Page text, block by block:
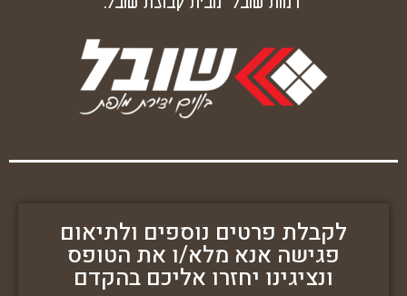
לקבלת פרטים נוספים ולתיאום
פגישה אנא מלא/ו את הטופס
ונציגינו יחזרו אליכם בהקדם